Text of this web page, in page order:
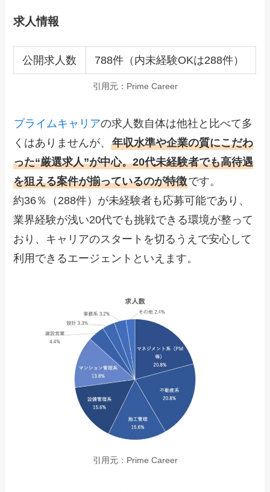
求人情報
公開求人数 788件（内未経験OKは288件）
引用元：Prime Career
プライムキャリアの求人数自体は他社と比べて多
くはありませんが、年収水準や企業の質にこだわ
った“厳選求人”が中心。20代未経験者でも高待遇
を狙える案件が揃っているのが特徴です。
約36％（288件）が未経験者も応募可能であり、
業界経験が浅い20代でも挑戦できる環境が整って
おり、キャリアのスタートを切るうえで安心して
利用できるエージェントといえます。
引用元：Prime Career